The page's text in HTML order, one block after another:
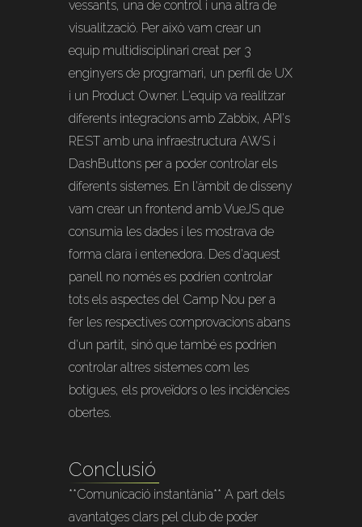
vessants, una de control i una altra de
visualització. Per això vam crear un
equip multidisciplinari creat per 3
enginyers de programari, un perfil de UX
i un Product Owner. L'equip va realitzar
diferents integracions amb Zabbix, API's
REST amb una infraestructura AWS i
DashButtons per a poder controlar els
diferents sistemes. En l'àmbit de disseny
vam crear un frontend amb VueJS que
consumia les dades i les mostrava de
forma clara i entenedora. Des d'aquest
panell no només es podrien controlar
tots els aspectes del Camp Nou per a
fer les respectives comprovacions abans
d'un partit, sinó que també es podrien
controlar altres sistemes com les
botigues, els proveïdors o les incidències
obertes.
Conclusió
**Comunicació instantània** A part dels
avantatges clars pel club de poder